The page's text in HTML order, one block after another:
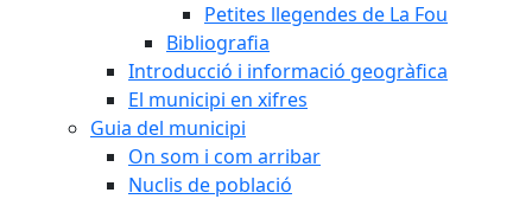
Petites llegendes de La Fou
Bibliografia
Introducció i informació geogràfica
El municipi en xifres
Guia del municipi
On som i com arribar
Nuclis de població